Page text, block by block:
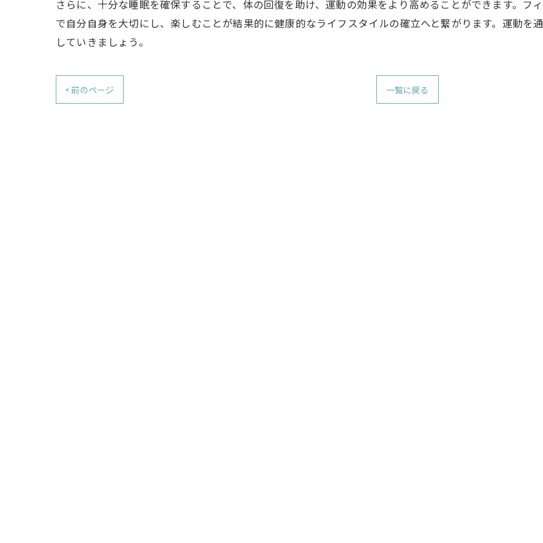
さらに、十分な睡眠を確保することで、体の回復を助け、運動の効果をより高めることができます。フ
で自分自身を大切にし、楽しむことが結果的に健康的なライフスタイルの確立へと繋がります。運動を
していきましょう。
< 前のページ 一覧に戻る